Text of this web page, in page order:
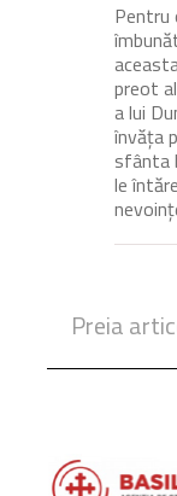
Pentru
preot
a lui
învăța
sfânta
le
Preia